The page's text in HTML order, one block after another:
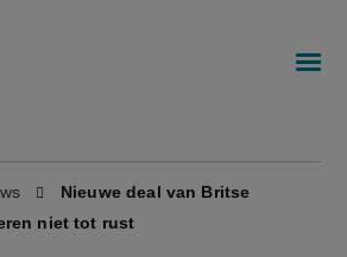
Nieuwe deal van Britse
niet tot rust